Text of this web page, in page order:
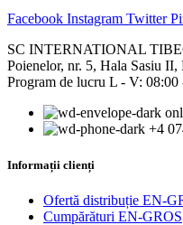
Facebook Instagram Twitter
SC INTERNATIONAL
Poienelor, nr. 5, Hala Sasiu
Program de lucru L - V: 08:00
+4
Informații clienți
Ofertă distribuție EN-
Cumpărături EN-GROS